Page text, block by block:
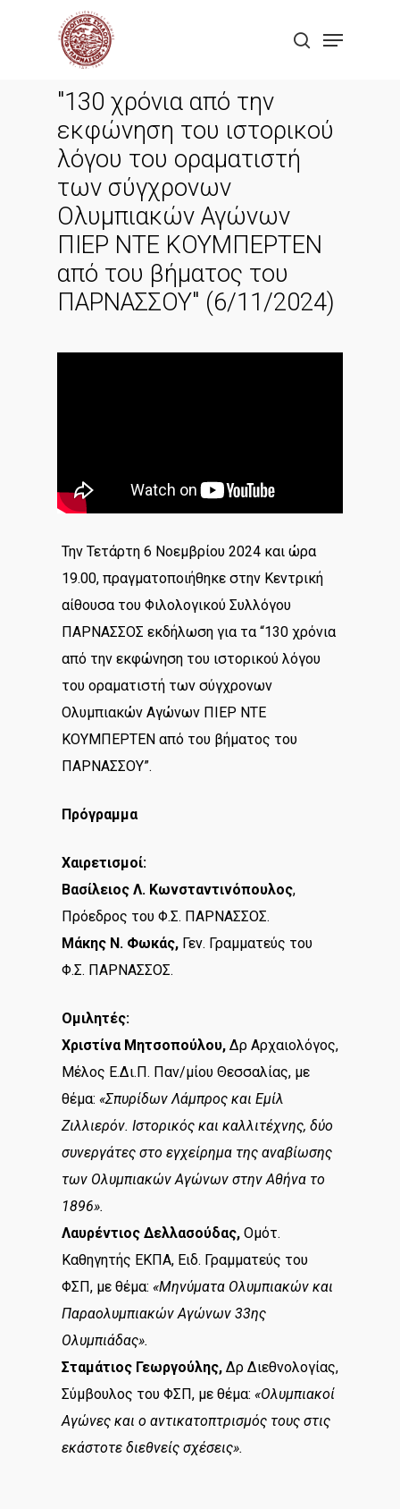
search
Menu
"130 χρόνια από την
εκφώνηση του ιστορικού
λόγου του οραματιστή
των σύγχρονων
Ολυμπιακών Αγώνων
ΠΙΕΡ ΝΤΕ ΚΟΥΜΠΕΡΤΕΝ
από του βήματος του
ΠΑΡΝΑΣΣΟΥ" (6/11/2024)
Την Τετάρτη 6 Νοεμβρίου 2024 και ώρα
19.00, πραγματοποιήθηκε στην Κεντρική
αίθουσα του Φιλολογικού Συλλόγου
ΠΑΡΝΑΣΣΟΣ εκδήλωση για τα “130 χρόνια
από την εκφώνηση του ιστορικού λόγου
του οραματιστή των σύγχρονων
Ολυμπιακών Αγώνων ΠΙΕΡ ΝΤΕ
ΚΟΥΜΠΕΡΤΕΝ από του βήματος του
ΠΑΡΝΑΣΣΟΥ”.
Πρόγραμμα
Χαιρετισμοί:
Βασίλειος Λ. Κωνσταντινόπουλος,
Πρόεδρος του Φ.Σ. ΠΑΡΝΑΣΣΟΣ.
Μάκης Ν. Φωκάς,Γεν. Γραμματεύς του
Φ.Σ. ΠΑΡΝΑΣΣΟΣ.
Ομιλητές:
Χριστίνα Μητσοπούλου,Δρ Αρχαιολόγος,
Μέλος Ε.Δι.Π. Παν/μίου Θεσσαλίας, με
θέμα: «Σπυρίδων Λάμπρος και Εμίλ
Ζιλλιερόν. Ιστορικός και καλλιτέχνης, δύο
συνεργάτες στο εγχείρημα της αναβίωσης
των Ολυμπιακών Αγώνων στην Αθήνα το
1896».
Λαυρέντιος Δελλασούδας,Ομότ.
Καθηγητής ΕΚΠΑ, Ειδ. Γραμματεύς του
ΦΣΠ, με θέμα: «Μηνύματα Ολυμπιακών και
Παραολυμπιακών Αγώνων 33ης
Ολυμπιάδας».
Σταμάτιος Γεωργούλης,Δρ Διεθνολογίας,
Σύμβουλος του ΦΣΠ, με θέμα: «Ολυμπιακοί
Αγώνες και ο αντικατοπτρισμός τους στις
εκάστοτε διεθνείς σχέσεις».